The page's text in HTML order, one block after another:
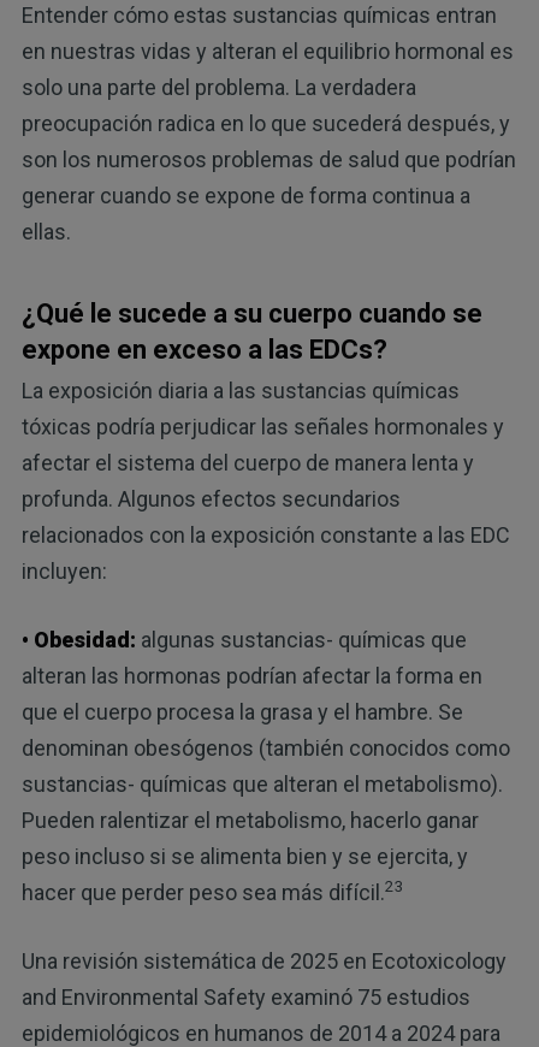
Entender cómo estas sustancias químicas entran
en nuestras vidas y alteran el equilibrio hormonal es
solo una parte del problema. La verdadera
preocupación radica en lo que sucederá después, y
son los numerosos problemas de salud que podrían
generar cuando se expone de forma continua a
ellas.
¿Qué le sucede a su cuerpo cuando se
expone en exceso a las EDCs?
La exposición diaria a las sustancias químicas
tóxicas podría perjudicar las señales hormonales y
afectar el sistema del cuerpo de manera lenta y
profunda. Algunos efectos secundarios
relacionados con la exposición constante a las EDC
incluyen:
• Obesidad: algunas sustancias- químicas que
alteran las hormonas podrían afectar la forma en
que el cuerpo procesa la grasa y el hambre. Se
denominan obesógenos (también conocidos como
sustancias- químicas que alteran el metabolismo).
Pueden ralentizar el metabolismo, hacerlo ganar
peso incluso si se alimenta bien y se ejercita, y
hacer que perder peso sea más difícil.23
Una revisión sistemática de 2025 en Ecotoxicology
and Environmental Safety examinó 75 estudios
epidemiológicos en humanos de 2014 a 2024 para